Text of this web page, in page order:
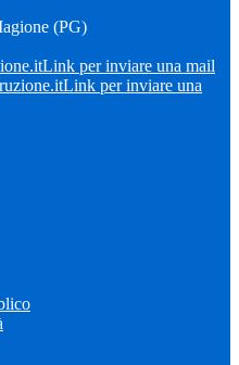
(PG)
Link per inviare una mail
Link per inviare una